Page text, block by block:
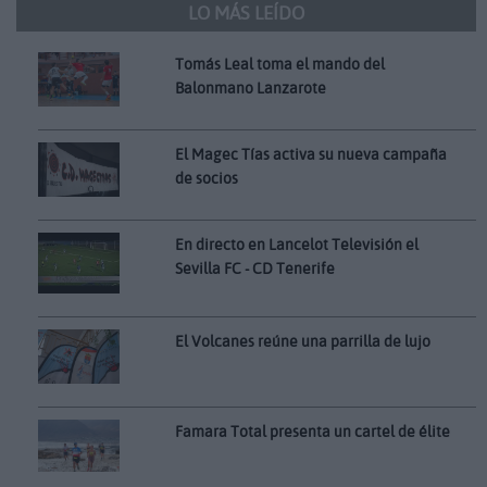
LO MÁS LEÍDO
Tomás Leal toma el mando del
Balonmano Lanzarote
El Magec Tías activa su nueva campaña
de socios
En directo en Lancelot Televisión el
Sevilla FC - CD Tenerife
El Volcanes reúne una parrilla de lujo
Famara Total presenta un cartel de élite